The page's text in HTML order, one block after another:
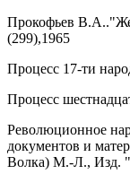
Пpокофьев
(299),1965
Процесс 17-ти
Процесс
Революционное
документов и
Волка) М.-Л., Изд.